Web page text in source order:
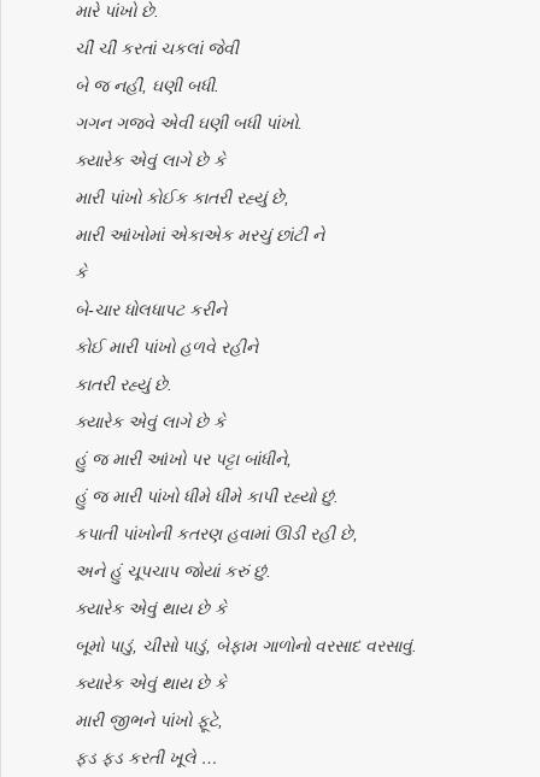
મારે પાંખો છે.
ચીં ચીં કરતાં ચકલાં જેવી
બે જ નહીં, ઘણી બધી.
ગગન ગજવે એવી ઘણી બધી પાંખો.
ક્યારેક એવું લાગે છે કે
મારી પાંખો કોઈક કાતરી રહ્યું છે,
મારી આંખોમાં એકાએક મરચું છાંટી ને
કે
બે-ચાર ધોલધાપટ કરીને
કોઈ મારી પાંખો હળવે રહીને
કાતરી રહ્યું છે.
ક્યારેક એવું લાગે છે કે
હું જ મારી આંખો પર પટ્ટા બાંધીને,
હું જ મારી પાંખો ધીમે ધીમે કાપી રહ્યો છું.
કપાતી પાંખોની કતરણ હવામાં ઊડી રહી છે,
અને હું ચૂપચાપ જોયાં કરું છું.
ક્યારેક એવું થાય છે કે
બૂમો પાડું, ચીસો પાડું, બેફામ ગાળોનો વરસાદ વરસાવું.
ક્યારેક એવું થાય છે કે
મારી જીભને પાંખો ફૂટે,
ફડ ફડ કરતી ખૂલે …